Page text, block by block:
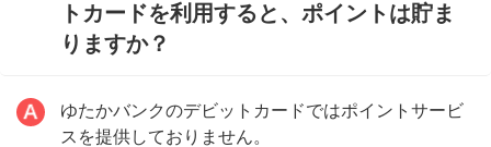
トカードを利用すると、ポイントは貯ま
りますか？
ゆたかバンクのデビットカードではポイントサービ
スを提供しておりません。